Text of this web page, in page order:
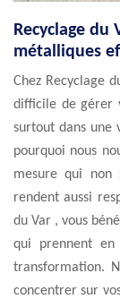
Recyclage du
métalliques
Chez Recyclage
difficile de gérer
surtout dans une
pourquoi nous
mesure qui non
rendent aussi
du Var , vous
qui prennent
transformation.
concentrer sur